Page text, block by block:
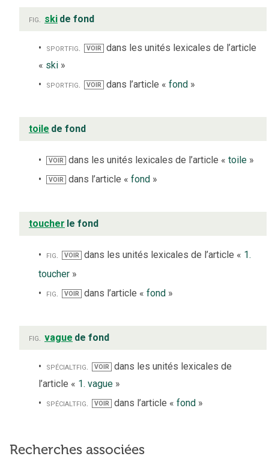
fig. ski de fond
sportfig. VOIR
dans les unités lexicales de l’article
« ski »
sportfig. VOIR dans l’article « fond »
toile de fond
VOIR dans les unités lexicales de l’article «toile »
VOIR dans l’article «fond »
toucher le fond
fig. VOIR dans les unités lexicales de l’article « 1.
toucher »
fig.
VOIR dans l’article « fond »
fig. vague de fond
spécialtfig. VOIR
dans les unités lexicales de
l’article « 1. vague »
spécialtfig. VOIR dans l’article « fond»
Recherches associées